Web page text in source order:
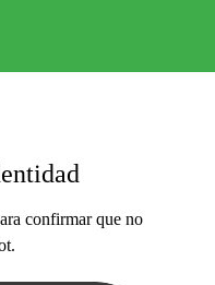
confirmar que no